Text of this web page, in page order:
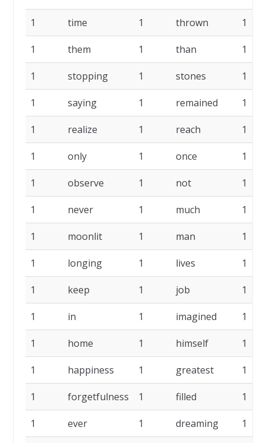
1 time 1 thrown 1
1 them 1 than 1
1 stopping 1 stones 1
1 saying 1 remained 1
1 realize 1 reach 1
1 only 1 once 1
1 observe 1 not 1
1 never 1 much 1
1 moonlit 1 man 1
1 longing 1 lives 1
1 keep 1 job 1
1 in 1 imagined 1
1 home 1 himself 1
1 happiness 1 greatest 1
1 forgetfulness 1 filled 1
1 ever 1 dreaming 1